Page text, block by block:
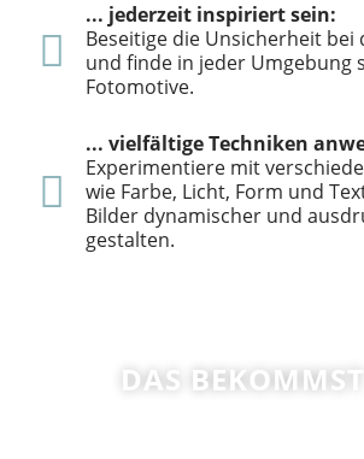
... jederzeit inspiriert sein:
Beseitige die Unsicherheit bei
und finde in jeder Umgebung
Fotomotive.
... vielfältige Techniken
Experimentiere mit
wie Farbe, Licht, Form und
Bilder dynamischer und
gestalten.
DAS